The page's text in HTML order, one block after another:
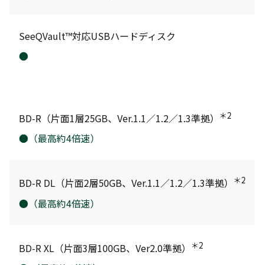
SeeQVault™対応USBハードディスク
●
BD-R（片面1層25GB、Ver.1.1／1.2／1.3準拠） ＊2
●（最高約4倍速）
BD-R DL（片面2層50GB、Ver.1.1／1.2／1.3準拠） ＊2
●（最高約4倍速）
BD-R XL（片面3層100GB、Ver2.0準拠） ＊2